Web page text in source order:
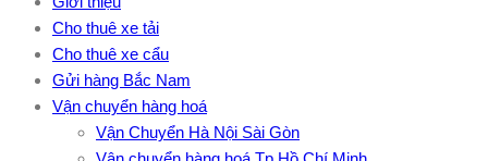
Cho thuê xe tải
Cho thuê xe cẩu
Gửi hàng Bắc Nam
Vận chuyển hàng hoá
Vận Chuyển Hà Nội Sài Gòn